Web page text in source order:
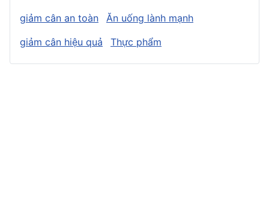
giảm cân an toàn
Ăn uống lành mạnh
giảm cân hiệu quả
Thực phẩm